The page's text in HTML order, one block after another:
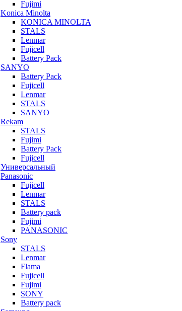
Fujimi
Konica Minolta
KONICA MINOLTA
STALS
Lenmar
Fujicell
Battery Pack
SANYO
Battery Pack
Fujicell
Lenmar
STALS
SANYO
Rekam
STALS
Fujimi
Battery Pack
Fujicell
Универсальный
Panasonic
Fujicell
Lenmar
STALS
Battery pack
Fujimi
PANASONIC
Sony
STALS
Lenmar
Flama
Fujicell
Fujimi
SONY
Battery pack